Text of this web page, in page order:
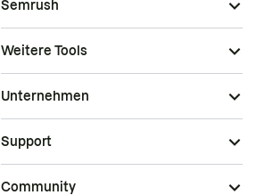
Semrush
Weitere Tools
Unternehmen
Support
Community